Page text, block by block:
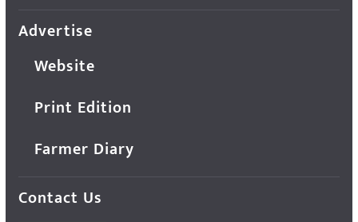
Advertise
Website
Print Edition
Farmer Diary
Contact Us